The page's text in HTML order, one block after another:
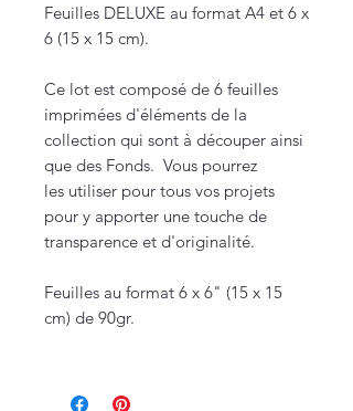
Feuilles DELUXE au format A4 et 6 x
6 (15 x 15 cm).
Ce lot est composé de 6 feuilles
imprimées d'éléments de la
collection qui sont à découper ainsi
que des Fonds. Vous pourrez
les utiliser pour tous vos projets
pour y apporter une touche de
transparence et d'originalité.
Feuilles au format 6 x 6" (15 x 15
cm) de 90gr.